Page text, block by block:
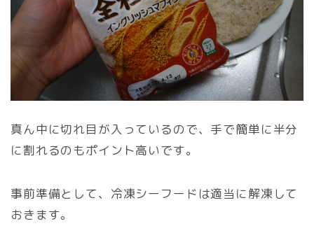
真ん中に切れ目が入っているので、手で簡単に半分
に割れるのもポイント高いです。
事前準備として、冷凍シーフードは適当に解凍して
おきます。